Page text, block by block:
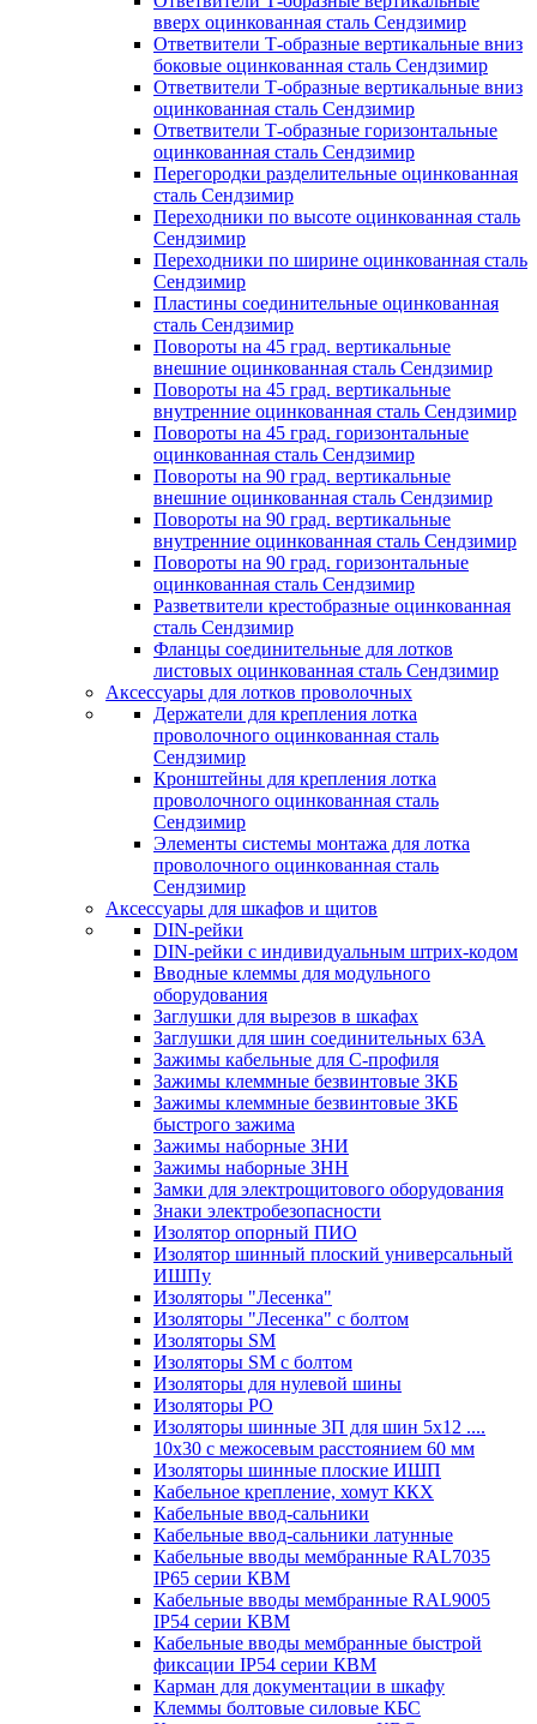
вверх оцинкованная сталь Сендзимир
Ответвители Т-образные вертикальные вниз
боковые оцинкованная сталь Сендзимир
Ответвители Т-образные вертикальные вниз
оцинкованная сталь Сендзимир
Ответвители Т-образные горизонтальные
оцинкованная сталь Сендзимир
Перегородки разделительные оцинкованная
сталь Сендзимир
Переходники по высоте оцинкованная сталь
Сендзимир
Переходники по ширине оцинкованная сталь
Сендзимир
Пластины соединительные оцинкованная
сталь Сендзимир
Повороты на 45 град. вертикальные
внешние оцинкованная сталь Сендзимир
Повороты на 45 град. вертикальные
внутренние оцинкованная сталь Сендзимир
Повороты на 45 град. горизонтальные
оцинкованная сталь Сендзимир
Повороты на 90 град. вертикальные
внешние оцинкованная сталь Сендзимир
Повороты на 90 град. вертикальные
внутренние оцинкованная сталь Сендзимир
Повороты на 90 град. горизонтальные
оцинкованная сталь Сендзимир
Разветвители крестобразные оцинкованная
сталь Сендзимир
Фланцы соединительные для лотков
листовых оцинкованная сталь Сендзимир
Аксессуары для лотков проволочных
Держатели для крепления лотка
проволочного оцинкованная сталь
Сендзимир
Кронштейны для крепления лотка
проволочного оцинкованная сталь
Сендзимир
Элементы системы монтажа для лотка
проволочного оцинкованная сталь
Сендзимир
Аксессуары для шкафов и щитов
DIN-рейки
DIN-рейки с индивидуальным штрих-кодом
Вводные клеммы для модульного
оборудования
Заглушки для вырезов в шкафах
Заглушки для шин соединительных 63А
Зажимы кабельные для С-профиля
Зажимы клеммные безвинтовые ЗКБ
Зажимы клеммные безвинтовые ЗКБ
быстрого зажима
Зажимы наборные ЗНИ
Зажимы наборные ЗНН
Замки для электрощитового оборудования
Знаки электробезопасности
Изолятор опорный ПИО
Изолятор шинный плоский универсальный
ИШПу
Изоляторы "Лесенка"
Изоляторы "Лесенка" с болтом
Изоляторы SM
Изоляторы SM c болтом
Изоляторы для нулевой шины
Изоляторы РО
Изоляторы шинные 3П для шин 5х12 ....
10х30 с межосевым расстоянием 60 мм
Изоляторы шинные плоские ИШП
Кабельное крепление, хомут ККХ
Кабельные ввод-сальники
Кабельные ввод-сальники латунные
Кабельные вводы мембранные RAL7035
IP65 серии КВМ
Кабельные вводы мембранные RAL9005
IP54 серии КВМ
Кабельные вводы мембранные быстрой
фиксации IP54 серии КВМ
Карман для документации в шкафу
Клеммы болтовые силовые КБС